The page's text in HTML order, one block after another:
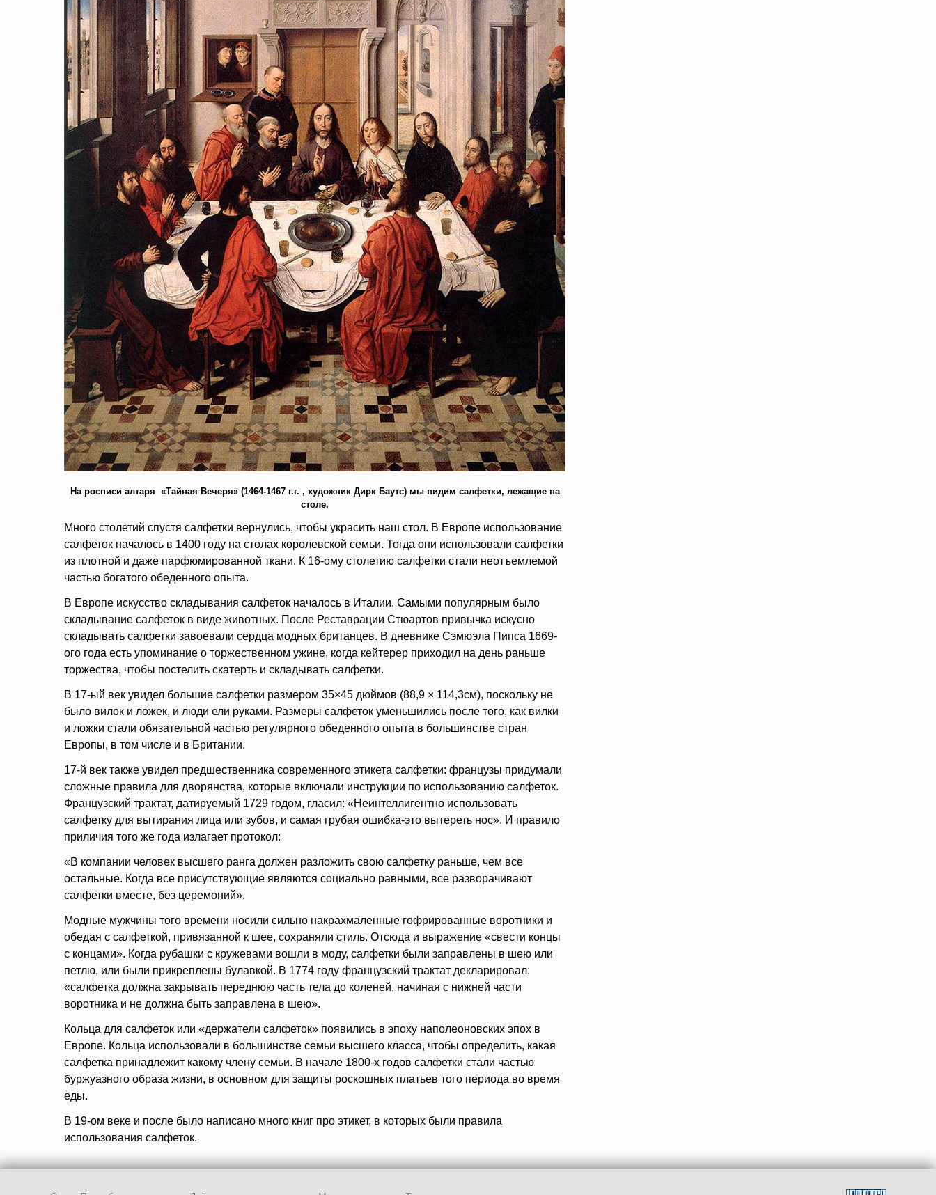
На росписи алтаря «Тайная Вечеря» (1464-1467 г.г. , художник Дирк Баутс)мы видим салфетки, лежащие на
столе.
Много столетий спустя салфетки вернулись, чтобы украсить наш стол. В Европе использование
салфеток началось в 1400 году на столах королевской семьи. Тогда они использовали салфетки
из плотной и даже парфюмированной ткани. К 16-ому столетию салфетки стали неотъемлемой
частью богатого обеденного опыта.
В Европе искусство складывания салфеток началось в Италии. Самыми популярным было
складывание салфеток в виде животных. После Реставрации Стюартов привычка искусно
складывать салфетки завоевали сердца модных британцев. В дневнике Сэмюэла Пипса 1669-
ого года есть упоминание о торжественном ужине, когда кейтерер приходил на день раньше
торжества, чтобы постелить скатерть и складывать салфетки.
В 17-ый век увидел большие салфетки размером 35×45 дюймов (88,9 × 114,3см), поскольку не
было вилок и ложек, и люди ели руками. Размеры салфеток уменьшились после того, как вилки
и ложки стали обязательной частью регулярного обеденного опыта в большинстве стран
Европы, в том числе и в Британии.
17-й век также увидел предшественника современного этикета салфетки: французы придумали
сложные правила для дворянства, которые включали инструкции по использованию салфеток.
Французский трактат, датируемый 1729 годом, гласил: «Неинтеллигентно использовать
салфетку для вытирания лица или зубов, и самая грубая ошибка-это вытереть нос». И правило
приличия того же года излагает протокол:
«В компании человек высшего ранга должен разложить свою салфетку раньше, чем все
остальные. Когда все присутствующие являются социально равными, все разворачивают
салфетки вместе, без церемоний».
Модные мужчины того времени носили сильно накрахмаленные гофрированные воротники и
обедая с салфеткой, привязанной к шее, сохраняли стиль. Отсюда и выражение «свести концы
с концами». Когда рубашки с кружевами вошли в моду, салфетки были заправлены в шею или
петлю, или были прикреплены булавкой. В 1774 году французский трактат декларировал:
«салфетка должна закрывать переднюю часть тела до коленей, начиная с нижней части
воротника и не должна быть заправлена в шею».
Кольца для салфеток или «держатели салфеток» появились в эпоху наполеоновских эпох в
Европе. Кольца использовали в большинстве семьи высшего класса, чтобы определить, какая
салфетка принадлежит какому члену семьи. В начале 1800-х годов салфетки стали частью
буржуазного образа жизни, в основном для защиты роскошных платьев того периода во время
еды.
В 19-ом веке и после было написано много книг про этикет, в которых были правила
использования салфеток.